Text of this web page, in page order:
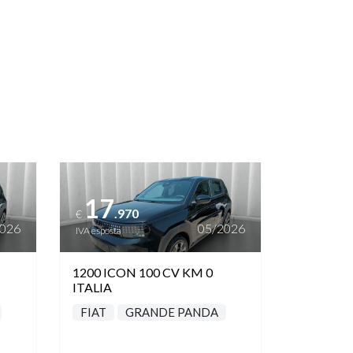
Vedi dettagli
€17.970
IVA esposta 05/2026
1200 ICON 100 CV KM 0
ITALIA
FIAT GRANDE PANDA